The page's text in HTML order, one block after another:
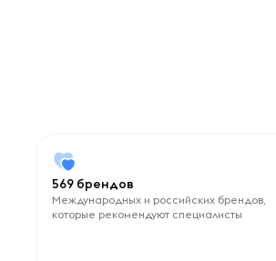
569 брендов
Международных и российских брендов,
которые рекомендуют специалисты